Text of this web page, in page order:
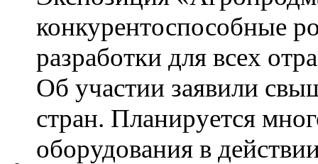
конкурентоспособные
разработки для всех
Об участии заявили
стран. Планируется
оборудования в